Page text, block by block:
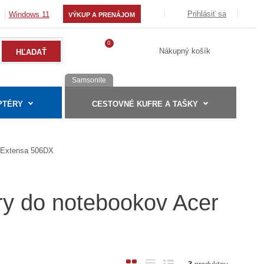
Windows 11 VÝKUP A PRENÁJOM Prihlásiť sa
0
Nákupný košík
Samsonite
CESTOVNÉ KUFRE A TAŠKY
Extensa 506DX
do notebookov Acer